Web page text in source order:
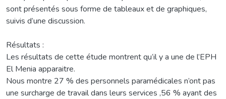
sont présentés sous forme de tableaux et de graphiques,
suivis d’une discussion.
Résultats :
Les résultats de cette étude montrent qu’il y a une de l’EPH
El Menia apparaitre.
Nous montre 27 % des personnels paramédicales n’ont pas
une surcharge de travail dans leurs services ,56 % ayant des